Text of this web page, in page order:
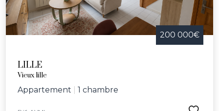
200 000€
LILLE
Vieux lille
Appartement 1 chambre